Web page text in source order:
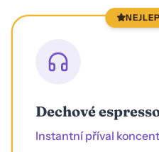
Dechové
Instantní příval